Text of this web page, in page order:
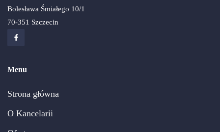
Bolesława Śmiałego 10/1
70-351 Szczecin
Menu
Strona główna
O Kancelarii